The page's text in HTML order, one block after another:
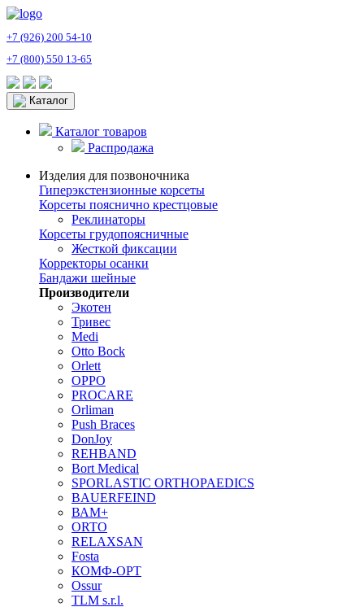
+7 (926) 200 54-10
+7 (800) 550 13-65
Каталог
Каталог товаров
Распродажа
Изделия для позвоночника
Гиперэкстензионные корсеты
Корсеты пояснично крестцовые
Реклинаторы
Корсеты грудопоясничные
Жесткой фиксации
Корректоры осанки
Бандажи шейные
Производители
Экотен
Тривес
Medi
Otto Bock
Orlett
OPPO
PROCARE
Orliman
Push Braces
DonJoy
REHBAND
Bort Medical
SPORLASTIC ORTHOPAEDICS
BAUERFEIND
ВАМ+
ORTO
RELAXSAN
Fosta
КОМФ-ОРТ
Ossur
TLM s.r.l.